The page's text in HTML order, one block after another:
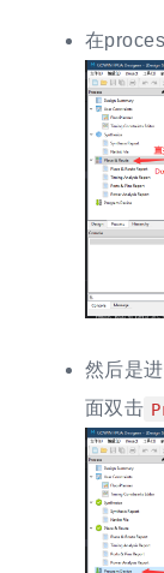
在
然后是
面双击